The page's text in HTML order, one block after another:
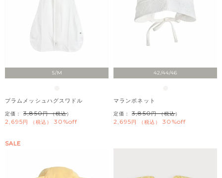
S/M
プラムメッシュハグスワドル
定価： 3,850 （税込）
2,695 税込 30%off
42/44/46
マランボネット
定価： 3,850 （税込）
2,695 税込 30%off
SALE